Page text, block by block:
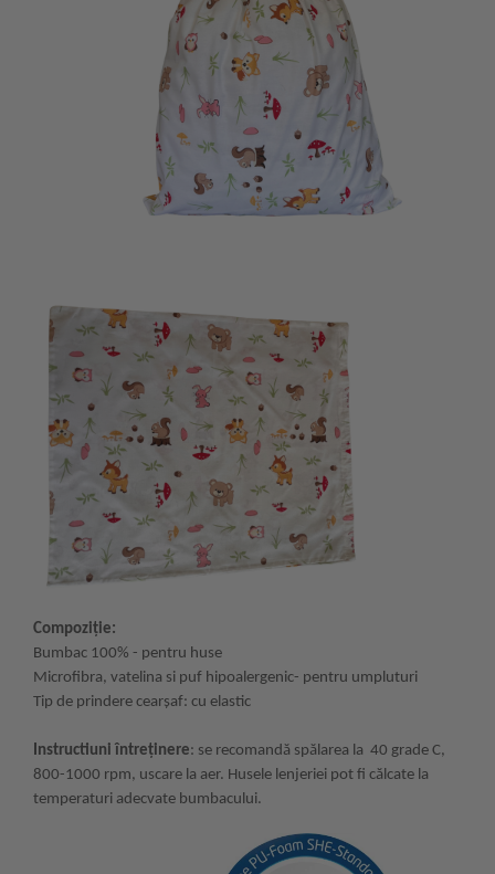
Compoziție:
Bumbac 100% - pentru huse
Microfibra, vatelina si puf hipoalergenic- pentru umpluturi
Tip de prindere cearșaf: cu elastic
Instructiuni întreținere: se recomandă spălarea la 40 grade C,
800-1000 rpm, uscare la aer. Husele lenjeriei pot fi călcate la
temperaturi adecvate bumbacului.